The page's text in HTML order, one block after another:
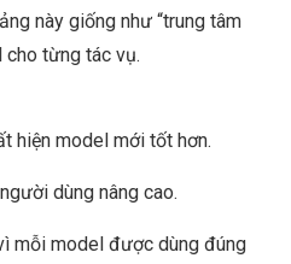
này giống như “trung tâm
cho từng tác vụ.
hiện model mới tốt hơn.
dùng nâng cao.
mỗi model được dùng đúng